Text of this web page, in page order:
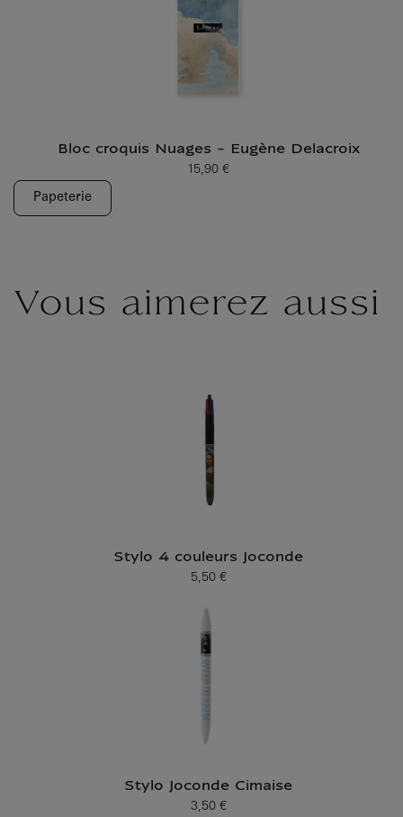
Bloc croquis Nuages - Eugène Delacroix
Prix ​​actuel
15,90 €
Papeterie
Vous aimerez aussi
Stylo 4 couleurs Joconde
Prix ​​actuel
5,50 €
Stylo Joconde Cimaise
Prix ​​actuel
3,50 €